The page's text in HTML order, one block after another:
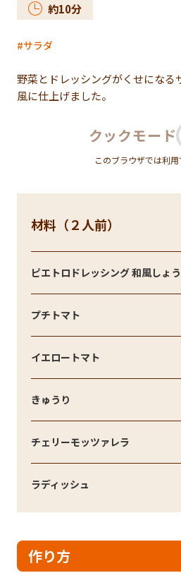
約10分
サラダ
野菜とドレッシングがくせになる
風に仕上げました。
クックモード
このブラウザでは利
材料（２人前）
ピエトロドレッシング 和風しょ
プチトマト
イエロートマト
きゅうり
チェリーモッツァレラ
ラディッシュ
作り方